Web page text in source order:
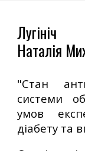
Лугініч
Наталія
"Стан
системи
умов
діабету та